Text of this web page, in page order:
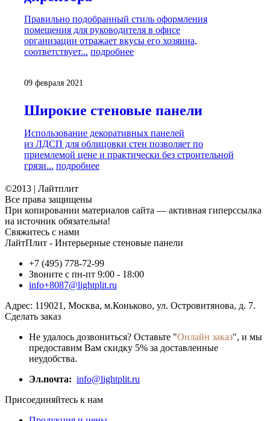
Правильно подобранный стиль оформления
помещения для руководителя в офисе
организации отражает вкусы его хозяина,
соответствует... подробнее
09 февраля 2021
Широкие стеновые панели
Использование декоративных панелей
из ЛДСП для облицовки стен позволяет по
приемлемой цене и практически без строительной
грязи... подробнее
©2013 | Лайтплит
Все права защищены
При копировании материалов сайта — активная гиперссылка
на источник обязательна!
Свяжитесь с нами
ЛайтПлит - Интерьерные стеновые панели
+7 (495) 778-72-99
Звоните с пн-пт 9:00 - 18:00
info+8087@lightplit.ru
Адрес: 119021, Москва, м.Коньково, ул. Островитянова, д. 7.
Сделать заказ
Не удалось дозвониться? Оставьте "Онлайн заказ", и мы
предоставим Вам скидку 5% за доставленные
неудобства.
Эл.почта: info@lightplit.ru
Присоединяйтесь к нам